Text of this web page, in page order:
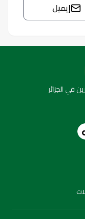
إيميل
في الجزائر